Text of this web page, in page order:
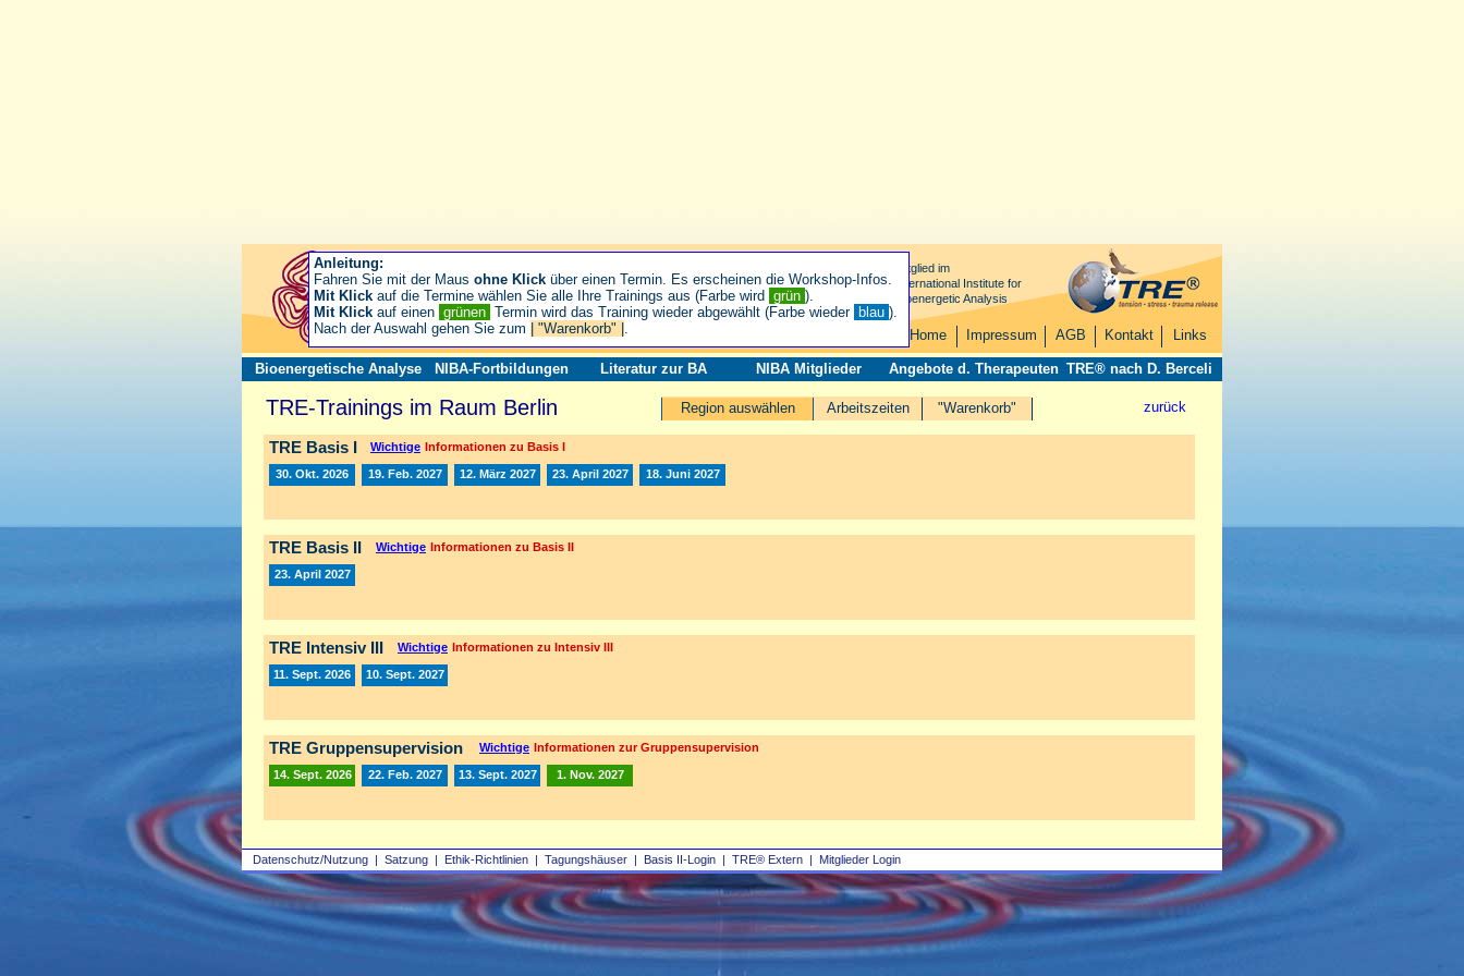
Datenschutz/Nutzung | Satzung | Ethik-Richtlinien | Tagungshäuser | Basis II‑Login | TRE® Extern | Mitglieder Login
Mitglied im
International Institute for
Bioenergetic Analysis
Home Impressum AGB Kontakt Links
Bioenergetische Analyse NIBA-Fortbildungen Literatur zur BA NIBA Mitglieder Angebote d. Therapeuten TRE® nach D. Berceli
zurück
Arbeitszeiten "Warenkorb"
TRE-Trainings im Raum Berlin Region auswählen
TRE Basis I Wichtige Informationen zu Basis I
30. Okt. 2026 19. Feb. 2027 12. März 2027 23. April 2027 18. Juni 2027
TRE Basis II Wichtige Informationen zu Basis II
23. April 2027
TRE Intensiv III Wichtige Informationen zu Intensiv III
11. Sept. 2026 10. Sept. 2027
TRE Gruppensupervision Wichtige Informationen zur Gruppensupervision
14. Sept. 2026 22. Feb. 2027 13. Sept. 2027 1. Nov. 2027
Anleitung:
Fahren Sie mit der Maus ohne Klick über einen Termin. Es erscheinen die Workshop-Infos.
Mit Klick auf die Termine wählen Sie alle Ihre Trainings aus (Farbe wird grün ).
Mit Klick auf einen grünen Termin wird das Training wieder abgewählt (Farbe wieder blau ).
Nach der Auswahl gehen Sie zum
| "Warenkorb" | .